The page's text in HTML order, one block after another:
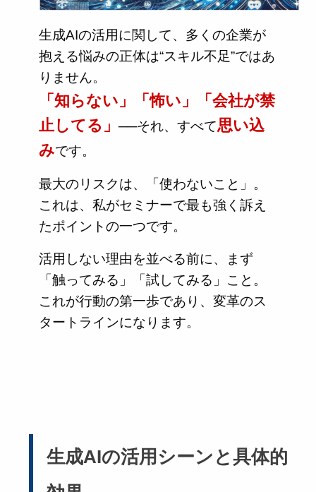
生成AIの活用に関して、多くの企業が
抱える悩みの正体は“スキル不足”ではあ
りません。
「知らない」「怖い」「会社が禁
止してる」──それ、すべて思い込
みです。
最大のリスクは、「使わないこと」。
これは、私がセミナーで最も強く訴え
たポイントの一つです。
活用しない理由を並べる前に、まず
「触ってみる」「試してみる」こと。
これが行動の第一歩であり、変革のス
タートラインになります。
生成AIの活用シーンと具体的